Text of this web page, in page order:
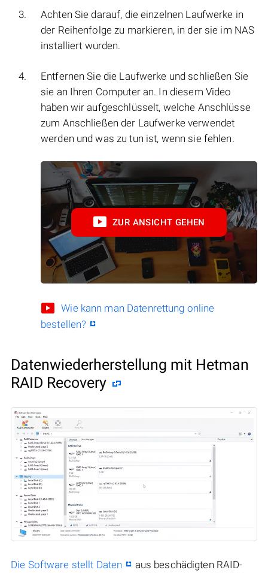
Achten Sie darauf, die einzelnen Laufwerke in
der Reihenfolge zu markieren, in der sie im NAS
installiert wurden.
Entfernen Sie die Laufwerke und schließen Sie
sie an Ihren Computer an. In diesem Video
haben wir aufgeschlüsselt, welche Anschlüsse
zum Anschließen der Laufwerke verwendet
werden und was zu tun ist, wenn sie fehlen.
ZUR ANSICHT GEHEN
Wie kann man Datenrettung online
bestellen?
Datenwiederherstellung mit Hetman
RAID Recovery
Die Software stellt Daten
aus beschädigten RAID-